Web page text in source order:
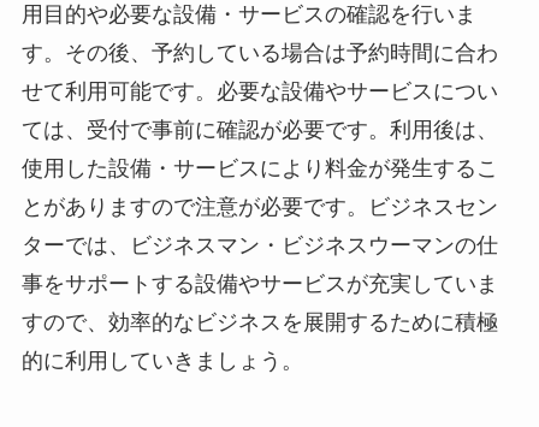
用目的や必要な設備・サービスの確認を行いま
す。その後、予約している場合は予約時間に合わ
せて利用可能です。必要な設備やサービスについ
ては、受付で事前に確認が必要です。利用後は、
使用した設備・サービスにより料金が発生するこ
とがありますので注意が必要です。ビジネスセン
ターでは、ビジネスマン・ビジネスウーマンの仕
事をサポートする設備やサービスが充実していま
すので、効率的なビジネスを展開するために積極
的に利用していきましょう。